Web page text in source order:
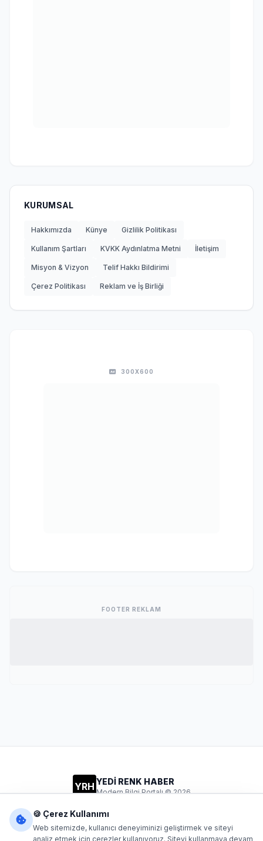
KURUMSAL
Hakkımızda Künye Gizlilik Politikası
Kullanım Şartları KVKK Aydınlatma Metni İletişim
Misyon & Vizyon Telif Hakkı Bildirimi
Çerez Politikası Reklam ve İş Birliği
300X600
FOOTER REKLAM
YRH YEDİ RENK HABER
Modern Bilgi Portalı © 2026
🍪 Çerez Kullanımı
Web sitemizde, kullanıcı deneyiminizi geliştirmek ve siteyi
analiz etmek için çerezler kullanıyoruz. Siteyi kullanmaya devam